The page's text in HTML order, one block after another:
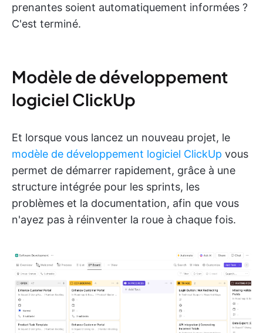
prenantes soient automatiquement informées ?
C'est terminé.
Modèle de développement
logiciel ClickUp
Et lorsque vous lancez un nouveau projet, le
modèle de développement logiciel ClickUp vous
permet de démarrer rapidement, grâce à une
structure intégrée pour les sprints, les
problèmes et la documentation, afin que vous
n'ayez pas à réinventer la roue à chaque fois.